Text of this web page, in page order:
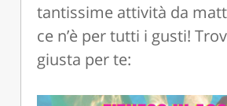
tantissime attività da
ce n’è per tutti i gusti!
giusta per te: